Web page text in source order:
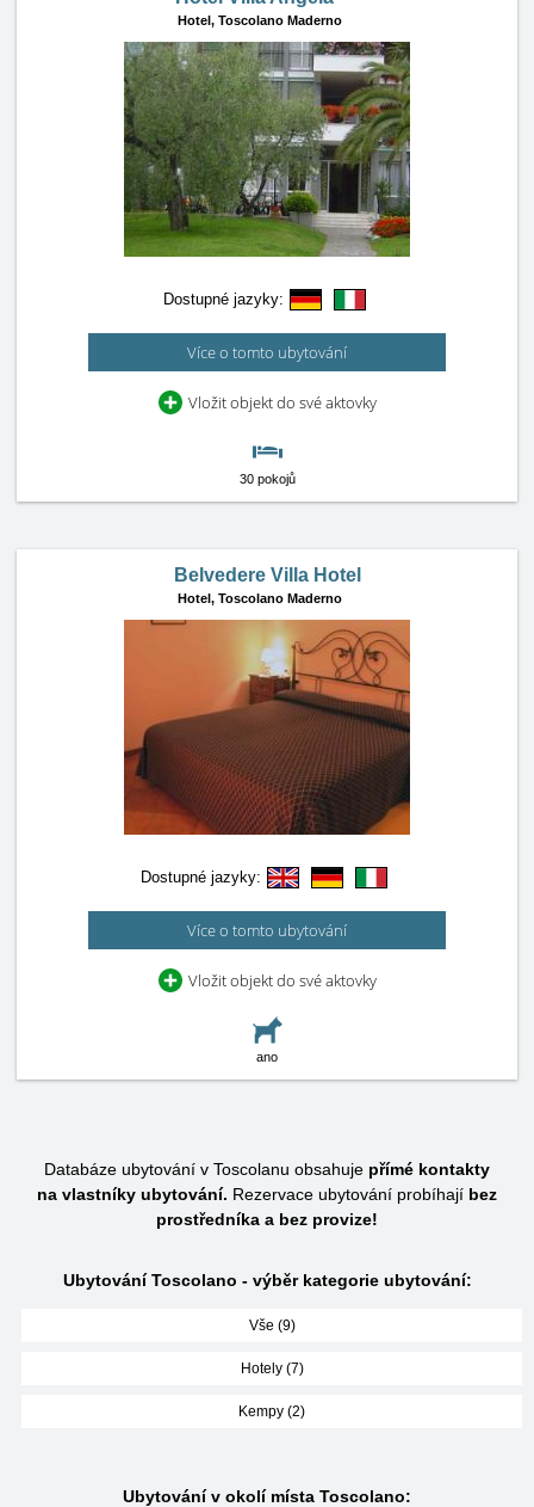
Hotel, Toscolano Maderno
Dostupné jazyky:
Více o tomto ubytování
Vložit objekt do své aktovky
30 pokojů
Belvedere Villa Hotel
Hotel, Toscolano Maderno
Dostupné jazyky:
Více o tomto ubytování
Vložit objekt do své aktovky
ano
Databáze ubytování v Toscolanu obsahuje přímé kontakty
na vlastníky ubytování. Rezervace ubytování probíhají bez
prostředníka a bez provize!
Ubytování Toscolano - výběr kategorie ubytování:
Vše (9)
Hotely (7)
Kempy (2)
Ubytování v okolí místa Toscolano: